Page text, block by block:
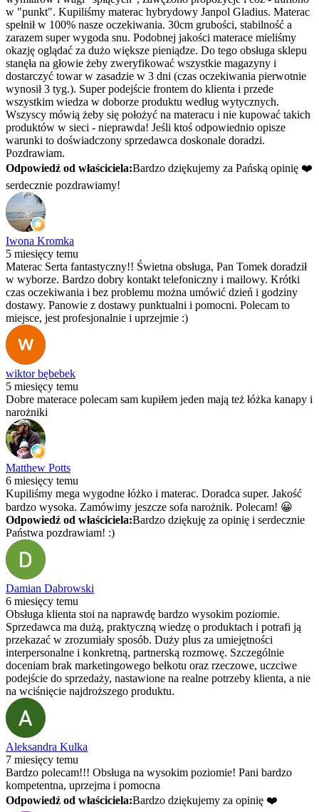
w "punkt". Kupiliśmy materac hybrydowy Janpol Gladius. Materac
spełnił w 100% nasze oczekiwania. 30cm grubości, stabilność a
zarazem super wygoda snu. Podobnej jakości materace mieliśmy
okazję oglądać za dużo większe pieniądze. Do tego obsługa sklepu
stanęła na głowie żeby zweryfikować wszystkie magazyny i
dostarczyć towar w zasadzie w 3 dni (czas oczekiwania pierwotnie
wynosił 3 tyg.). Super podejście frontem do klienta i przede
wszystkim wiedza w doborze produktu według wytycznych.
Wszyscy mówią żeby się położyć na materacu i nie kupować takich
produktów w sieci - nieprawda! Jeśli ktoś odpowiednio opisze
warunki to doświadczony sprzedawca doskonale doradzi.
Pozdrawiam.
Odpowiedź od właściciela:Bardzo dziękujemy za Pańską opinię ❤️
serdecznie pozdrawiamy!
Iwona Kromka
5 miesięcy temu
Materac Serta fantastyczny!! Świetna obsługa, Pan Tomek doradził
w wyborze. Bardzo dobry kontakt telefoniczny i mailowy. Krótki
czas oczekiwania i bez problemu można umówić dzień i godziny
dostawy. Panowie z dostawy punktualni i pomocni. Polecam to
miejsce, jest profesjonalnie i uprzejmie :)
wiktor bębebek
5 miesięcy temu
Dobre materace polecam sam kupiłem jeden mają też łóżka kanapy i
narożniki
Matthew Potts
6 miesięcy temu
Kupiliśmy mega wygodne łóżko i materac. Doradca super. Jakość
bardzo wysoka. Zamówimy jeszcze sofa narożnik. Polecam! 😀
Odpowiedź od właściciela:Bardzo dziękuję za opinię i serdecznie
Państwa pozdrawiam! :)
Damian Dabrowski
6 miesięcy temu
Obsługa klienta stoi na naprawdę bardzo wysokim poziomie.
Sprzedawca ma dużą, praktyczną wiedzę o produktach i potrafi ją
przekazać w zrozumiały sposób. Duży plus za umiejętności
interpersonalne i konkretną, partnerską rozmowę. Szczególnie
doceniam brak marketingowego bełkotu oraz rzeczowe, uczciwe
podejście do sprzedaży, nastawione na realne potrzeby klienta, a nie
na wciśnięcie najdroższego produktu.
Aleksandra Kulka
7 miesięcy temu
Bardzo polecam!!! Obsługa na wysokim poziomie! Pani bardzo
kompetentna, uprzejma i pomocna
Odpowiedź od właściciela:Bardzo dziękujemy za opinię ❤️